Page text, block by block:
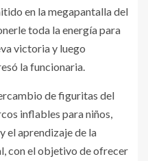
en la megapantalla del
toda la energía para
victoria y luego
la funcionaria.
de figuritas del
inflables para niños,
el aprendizaje de la
con el objetivo de ofrecer